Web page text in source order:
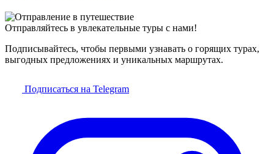
Отправляйтесь в увлекательные туры с нами!
Подписывайтесь, чтобы первыми узнавать о горящих турах,
выгодных предложениях и уникальных маршрутах.
Подписаться на Telegram